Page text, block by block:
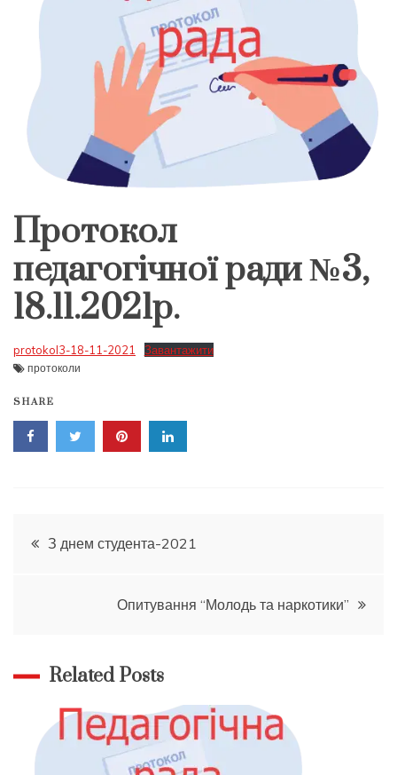
Протокол
педагогічної ради №3,
18.11.2021р.
protokol3-18-11-2021 Завантажити
протоколи
SHARE
Навігація
З днем студента-2021
Опитування “Молодь та наркотики”
Related Posts